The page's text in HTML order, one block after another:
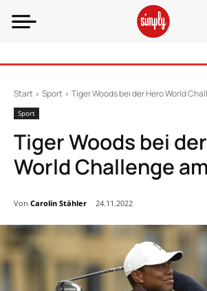
Start Sport Tiger Woods bei der Hero World
Sport
Tiger Woods bei
World Challenge
Von Carolin Stähler 24.11.2022